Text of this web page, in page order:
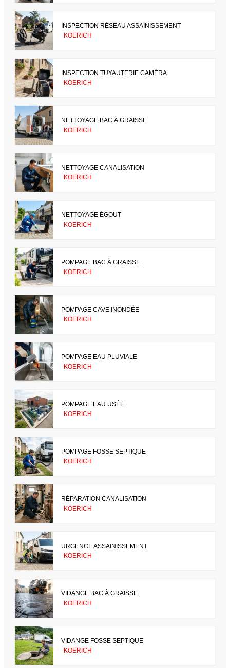
INSPECTION RÉSEAU ASSAINISSEMENT
KOERICH
INSPECTION TUYAUTERIE CAMÉRA
KOERICH
NETTOYAGE BAC À GRAISSE
KOERICH
NETTOYAGE CANALISATION
KOERICH
NETTOYAGE ÉGOUT
KOERICH
POMPAGE BAC À GRAISSE
KOERICH
POMPAGE CAVE INONDÉE
KOERICH
POMPAGE EAU PLUVIALE
KOERICH
POMPAGE EAU USÉE
KOERICH
POMPAGE FOSSE SEPTIQUE
KOERICH
RÉPARATION CANALISATION
KOERICH
URGENCE ASSAINISSEMENT
KOERICH
VIDANGE BAC À GRAISSE
KOERICH
VIDANGE FOSSE SEPTIQUE
KOERICH